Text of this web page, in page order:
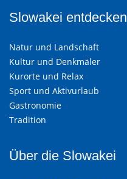
Slowakei entdecken
Natur und Landschaft
Kultur und Denkmäler
Kurorte und Relax
Sport und Aktivurlaub
Gastronomie
Tradition
Über die Slowakei